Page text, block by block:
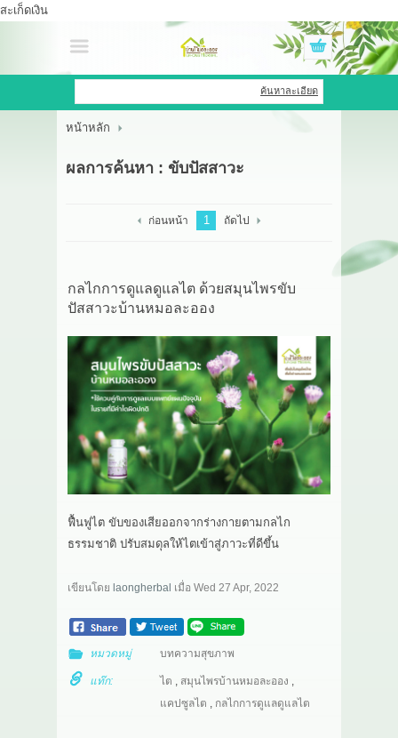
สะเก็ดเงิน
เข้าสู่ระบบ สมัครสมาชิก
สินค้าที่สนใจ
หน้าหลัก
HERBBRIGHT WELLNESS
GREEN HOUSE
เกี่ยวกับเรา
ค้นหาละเอียด
หน้าหลัก
ผลการค้นหา : ขับปัสสาวะ
ก่อนหน้า 1 ถัดไป
กลไกการดูแลดูแลไต ด้วยสมุนไพรขับ
ปัสสาวะบ้านหมอละออง
ฟื้นฟูไต ขับของเสียออกจากร่างกายตามกลไก
ธรรมชาติ ปรับสมดุลให้ไตเข้าสู่ภาวะที่ดีขึ้น
เขียนโดย laongherbal เมื่อ Wed 27 Apr, 2022
หมวดหมู่ บทความสุขภาพ
แท๊ก: ไต สมุนไพรบ้านหมอละออง
แคปซูลไต
กลไกการดูแลดูแลไต